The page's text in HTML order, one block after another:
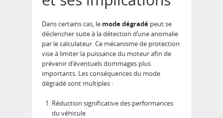
Dans certains cas, le mode dégradé peut se
déclencher suite à la détection d’une anomalie
par le calculateur. Ce mécanisme de protection
vise à limiter la puissance du moteur afin de
prévenir d’éventuels dommages plus
importants. Les conséquences du mode
dégradé sont multiples :
Réduction significative des performances
du véhicule